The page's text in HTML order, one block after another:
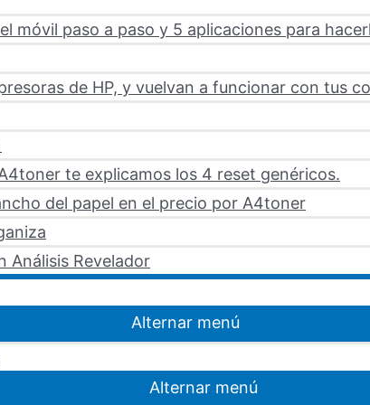
móvil paso a paso y 5 aplicaciones para
de HP, y vuelvan a funcionar con tus
te explicamos los 4 reset genéricos.
del papel en el precio por A4toner
Análisis Revelador
Alternar menú
Alternar menú